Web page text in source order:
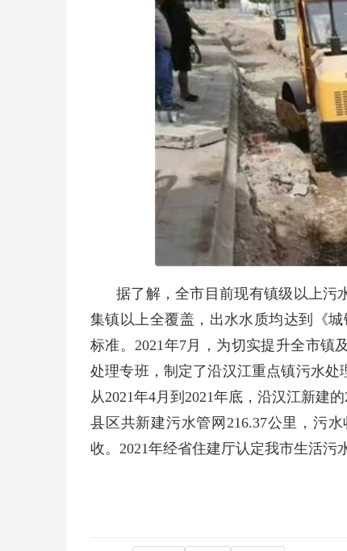
据了解，全市目前现有镇级以上污
集镇以上全覆盖，出水水质均达到《
标准。2021年7月，为切实提升全市镇
处理专班，制定了沿汉江重点镇污水处
从2021年4月到2021年底，沿汉江新建
县区共新建污水管网216.37公里，污
收。2021年经省住建厅认定我市生活污